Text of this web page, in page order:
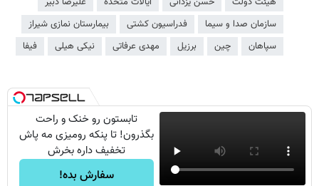
سازمان صدا و سیما
فدراسیون کشتی
بیمارستان نمازی شیراز
سپاهان
چین برزیل مهدی عرفاتی نیکی هیلی فیفا
تابستون رو خنک و راحت
بگذرون! تا پنکه رومیزی مه پاش
تخفیف داره بخرش
سفارش بده!